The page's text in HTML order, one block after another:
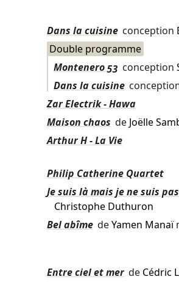
Dans la cuisine conception
Double programme
Montenero 53 conception
Dans la cuisine
Zar Electrik - Hawa
Maison chaos de Joëlle
Arthur H - La Vie
Philip Catherine Quartet
Je suis là mais je ne suis
Christophe Duthuron
Bel abîme deYamen Manaï
Entre ciel et mer de Cédric